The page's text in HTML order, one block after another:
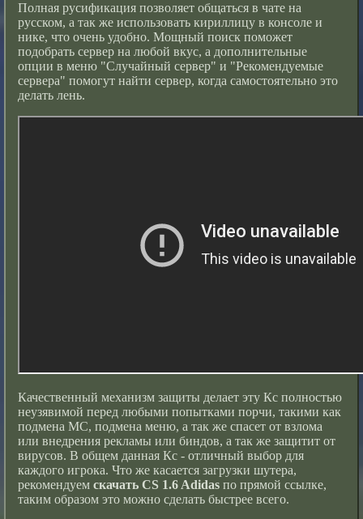
Полная русификация позволяет общаться в чате на
русском, а так же использовать кириллицу в консоле и
нике, что очень удобно. Мощный поиск поможет
подобрать сервер на любой вкус, а дополнительные
опции в меню "Случайный сервер" и "Рекомендуемые
сервера" помогут найти сервер, когда самостоятельно это
делать лень.
Качественный механизм защиты делает эту Кс полностью
неузявимой перед любыми попытками порчи, такими как
подмена МС, подмена меню, а так же спасет от взлома
или внедрения рекламы или биндов, а так же защитит от
вирусов. В общем данная Кс - отличный выбор для
каждого игрока. Что же касается загрузки шутера,
рекомендуемскачать CS 1.6 Adidas по прямой ссылке,
таким образом это можно сделать быстрее всего.